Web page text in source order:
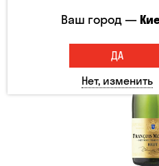
Ваш город —
ДА
Нет, изменить